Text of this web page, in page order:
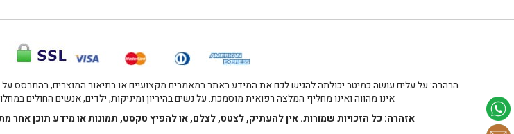
הבהרה: על עלים עושה כמיטב יכולתה להגיש לכם את המידע באתר במאמרים מקצועיים או בתיאור המוצרים, בהתבסס על
אינו מהווה ואינו מחליף המלצה רפואית מוסמכת. על נשים בהיריון ומיניקות, ילדים, אנשים החולים
אזהרה: כל הזכויות שמורות. אין להעתיק, לצטט, לצלם, או להפיץ טקסט, תמונות או מידע תוכן